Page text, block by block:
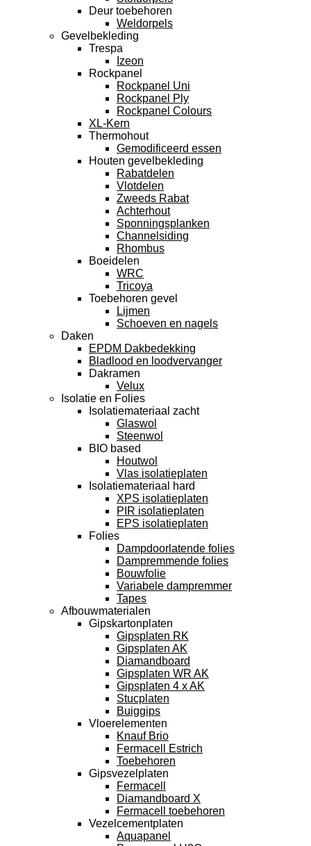
Deur toebehoren
Weldorpels
Gevelbekleding
Trespa
Izeon
Rockpanel
Rockpanel Uni
Rockpanel Ply
Rockpanel Colours
XL-Kern
Thermohout
Gemodificeerd essen
Houten gevelbekleding
Rabatdelen
Vlotdelen
Zweeds Rabat
Achterhout
Sponningsplanken
Channelsiding
Rhombus
Boeidelen
WRC
Tricoya
Toebehoren gevel
Lijmen
Schoeven en nagels
Daken
EPDM Dakbedekking
Bladlood en loodvervanger
Dakramen
Velux
Isolatie en Folies
Isolatiemateriaal zacht
Glaswol
Steenwol
BIO based
Houtwol
Vlas isolatieplaten
Isolatiemateriaal hard
XPS isolatieplaten
PIR isolatieplaten
EPS isolatieplaten
Folies
Dampdoorlatende folies
Dampremmende folies
Bouwfolie
Variabele dampremmer
Tapes
Afbouwmaterialen
Gipskartonplaten
Gipsplaten RK
Gipsplaten AK
Diamandboard
Gipsplaten WR AK
Gipsplaten 4 x AK
Stucplaten
Buiggips
Vloerelementen
Knauf Brio
Fermacell Estrich
Toebehoren
Gipsvezelplaten
Fermacell
Diamandboard X
Fermacell toebehoren
Vezelcementplaten
Aquapanel